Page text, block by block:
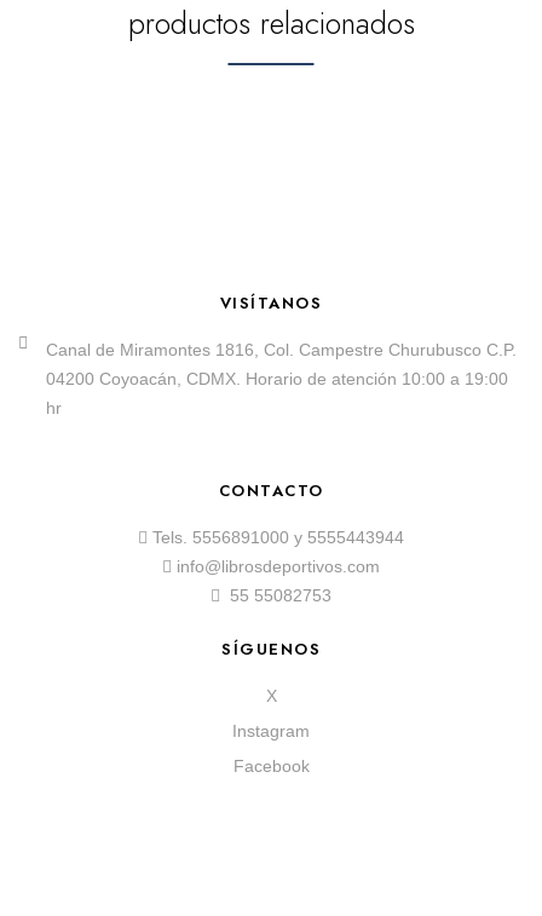
productos relacionados
VISÍTANOS
Canal de Miramontes 1816, Col. Campestre Churubusco C.P.
04200 Coyoacán, CDMX. Horario de atención 10:00 a 19:00
hr
CONTACTO
Tels. 5556891000 y 5555443944
info@librosdeportivos.com
55 55082753
SÍGUENOS
X
Instagram
Facebook